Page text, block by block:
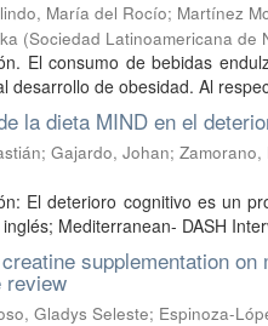
María del Rocío; Martínez
(Sociedad Latinoamericana de
El consumo de bebidas
desarrollo de obesidad. Al
la dieta MIND en el
; Gajardo, Johan; Zamorano,
El deterioro cognitivo es un
Mediterranean- DASH
supplementation
review
Gladys Seleste; Espinoza-